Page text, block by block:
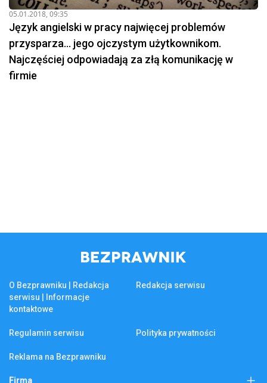
05.01.2018, 09:35
Język angielski w pracy najwięcej problemów
przysparza... jego ojczystym użytkownikom.
Najczęściej odpowiadają za złą komunikację w
firmie
O Bezprawniku | Redakcja
serwisu | Informacje
kontaktowe
Redakcja serwisu
Regulamin serwisu Polityka prywatności
Reklama na Bezprawniku
Firma